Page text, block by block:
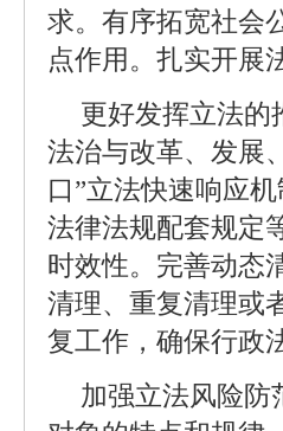
求。有序拓宽社会
点作用。扎实开展
更好发挥立法的
法治与改革、发展
口”立法快速响应
法律法规配套规定
时效性。完善动态
清理、重复清理或
复工作，确保行政
加强立法风险防